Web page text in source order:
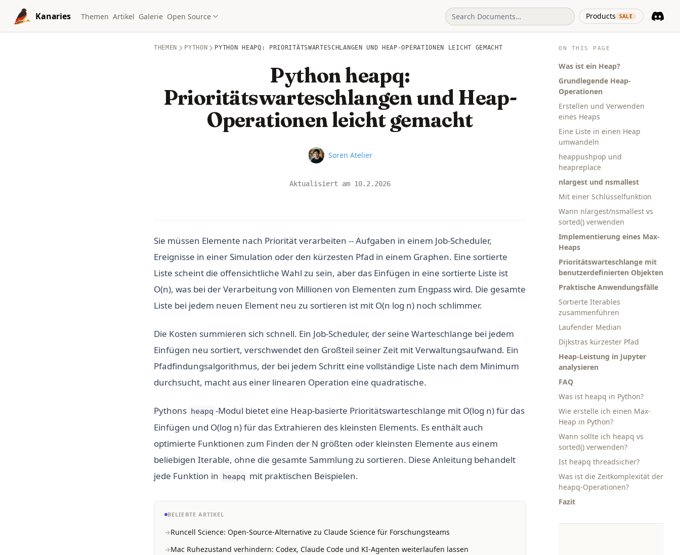
Skip to content
Kanaries
Themen Artikel Galerie Open Source Products SALE
(opens in
ON THIS PAGE
Was ist ein Heap?
Grundlegende Heap-
Operationen
Erstellen und Verwenden
eines Heaps
Eine Liste in einen Heap
umwandeln
heappushpop und
heapreplace
nlargest und nsmallest
Mit einer Schlüsselfunktion
Wann nlargest/nsmallest vs
sorted() verwenden
Implementierung eines Max-
Heaps
Prioritätswarteschlange mit
benutzerdefinierten Objekten
Praktische Anwendungsfälle
Sortierte Iterables
zusammenführen
Laufender Median
Dijkstras kürzester Pfad
Heap-Leistung in Jupyter
analysieren
FAQ
Was ist heapq in Python?
Wie erstelle ich einen Max-
Heap in Python?
Wann sollte ich heapq vs
sorted() verwenden?
Ist heapq threadsicher?
Was ist die Zeitkomplexität der
heapq-Operationen?
Fazit
THEMEN PYTHON PYTHON HEAPQ: PRIORITÄTSWARTESCHLANGEN UND HEAP-OPERATIONEN LEICHT GEMACHT
Python heapq:
Prioritätswarteschlangen und Heap-
Operationen leicht gemacht
Name
Soren Atelier
Aktualisiert am 10.2.2026
Sie müssen Elemente nach Priorität verarbeiten -- Aufgaben in einem Job-Scheduler,
Ereignisse in einer Simulation oder den kürzesten Pfad in einem Graphen. Eine sortierte
Liste scheint die offensichtliche Wahl zu sein, aber das Einfügen in eine sortierte Liste ist
O(n), was bei der Verarbeitung von Millionen von Elementen zum Engpass wird. Die gesamte
Liste bei jedem neuen Element neu zu sortieren ist mit O(n log n) noch schlimmer.
Die Kosten summieren sich schnell. Ein Job-Scheduler, der seine Warteschlange bei jedem
Einfügen neu sortiert, verschwendet den Großteil seiner Zeit mit Verwaltungsaufwand. Ein
Pfadfindungsalgorithmus, der bei jedem Schritt eine vollständige Liste nach dem Minimum
durchsucht, macht aus einer linearen Operation eine quadratische.
Pythons heapq -Modul bietet eine Heap-basierte Prioritätswarteschlange mit O(log n) für das
Einfügen und O(log n) für das Extrahieren des kleinsten Elements. Es enthält auch
optimierte Funktionen zum Finden der N größten oder kleinsten Elemente aus einem
beliebigen Iterable, ohne die gesamte Sammlung zu sortieren. Diese Anleitung behandelt
jede Funktion in heapq mit praktischen Beispielen.
BELIEBTE ARTIKEL
Runcell Science: Open-Source-Alternative zu Claude Science für Forschungsteams
Mac Ruhezustand verhindern: Codex, Claude Code und KI-Agenten weiterlaufen lassen